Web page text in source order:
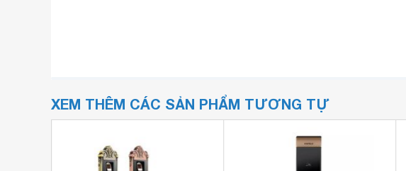
XEM THÊM CÁC SẢN PHẨM TƯƠNG TỰ